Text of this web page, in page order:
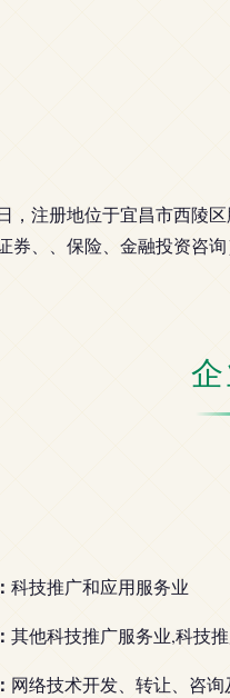
，注册地位于宜昌市西陵
券、、保险、金融投资咨
科技推广和应用服务业
其他科技推广服务业,科技
网络技术开发、转让、咨